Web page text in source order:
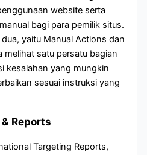
website serta
bagi para pemilik situs.
yaitu Manual Actions dan
melihat satu persatu bagian
kesalahan yang mungkin
sesuai instruksi yang
Reports
Targeting Reports,